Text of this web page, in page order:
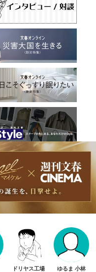
ドリヤス工場 ゆるま 小林